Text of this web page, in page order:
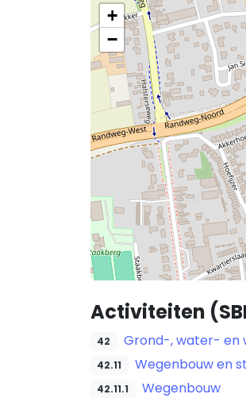
+
−
Activiteiten
42 Grond-, water- en
42.11 Wegenbouw en
42.11.1 Wegenbouw